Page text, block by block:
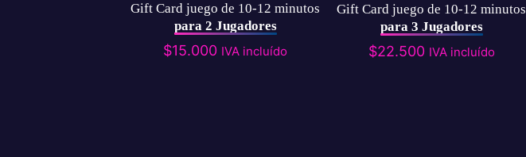
Gift Card juego de 10-12 minutos
para 2 Jugadores
$15.000 IVA incluído
Gift Card juego de 10-12 minutos
para 3 Jugadores
$22.500 IVA incluído